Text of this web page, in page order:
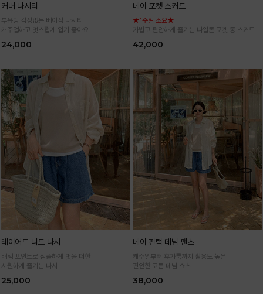
커버 나시티
부유방 걱정없는 베이직 나시티
캐주얼하고 멋스럽게 입기 좋아요
24,000
베이 포켓 스커트
★1주일 소요★
가볍고 편안하게 즐기는 나일론 포켓 롱 스커트
42,000
레이어드 니트 나시
배색 포인트로 심플하게 멋을 더한
시원하게 즐기는 나시
25,000
베이 핀턱 데님 팬츠
캐주얼부터 휴가룩까지 활용도 높은
편안한 코튼 데님 쇼츠
38,000